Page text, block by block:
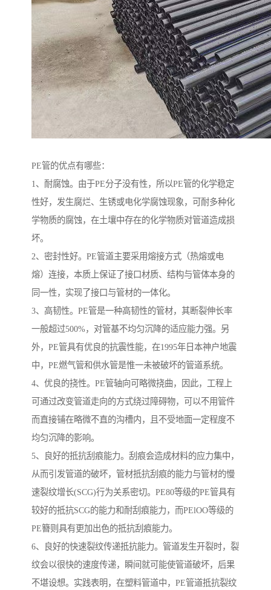
PE管的优点有哪些：
1、耐腐蚀。由于PE分子没有性，所以PE管的化学稳定
性好，发生腐烂、生锈或电化学腐蚀现象，可耐多种化
学物质的腐蚀，在土壤中存在的化学物质对管道造成损
坏。
2、密封性好。PE管道主要采用熔接方式（热熔或电
熔）连接，本质上保证了接口材质、结构与管体本身的
同一性，实现了接口与管材的一体化。
3、高韧性。PE管是一种高韧性的管材，其断裂伸长率
一般超过500%，对管基不均匀沉降的适应能力强。另
外，PE管具有优良的抗震性能，在1995年日本神户地震
中，PE燃气管和供水管是惟一未被破坏的管道系统。
4、优良的挠性。PE管轴向可略微挠曲，因此，工程上
可通过改变管道走向的方式绕过障碍物，可以不用管件
而直接铺在略微不直的沟槽内，且不受地面一定程度不
均匀沉降的影响。
5、良好的抵抗刮痕能力。刮痕会造成材料的应力集中，
从而引发管道的破坏，管材抵抗刮痕的能力与管材的慢
速裂纹增长(SCG)行为关系密切。PE80等级的PE管具有
较好的抵抗SCG的能力和耐刮痕能力，而PElOO等级的
PE簪则具有更加出色的抵抗刮痕能力。
6、良好的快速裂纹传递抵抗能力。管道发生开裂时，裂
纹会以很快的速度传递，瞬间就可能使管道破坏，后果
不堪设想。实践表明，在塑料管道中，PE管道抵抗裂纹